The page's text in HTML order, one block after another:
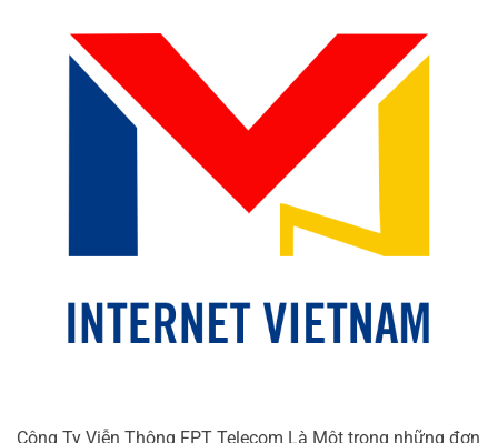
Công Ty Viễn Thông FPT Telecom Là Một trong những đơn